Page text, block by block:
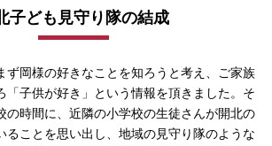
子ども見守り隊の結成
ず岡様の好きなことを知ろうと考え、ご家族
「子供が好き」という情報を頂きました。そ
の時間に、近隣の小学校の生徒さんが開北の
ることを思い出し、地域の見守り隊のような